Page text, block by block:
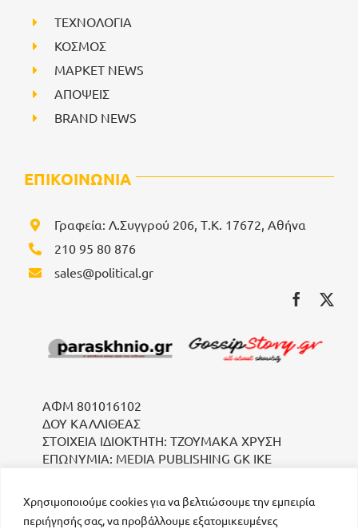
Χρησιμοποιούμε cookies για να βελτιώσουμε την εμπειρία
περιήγησής σας, να προβάλλουμε εξατομικευμένες
ΤΕΧΝΟΛΟΓΙΑ
ΚΟΣΜΟΣ
ΜΑΡΚΕΤ NEWS
ΑΠΟΨΕΙΣ
BRAND NEWS
ΕΠΙΚΟΙΝΩΝΙΑ
Γραφεία: Λ.Συγγρού 206, Τ.Κ. 17672, Αθήνα
210 95 80 876
sales@political.gr
ΑΦΜ 801016102
ΔΟΥ ΚΑΛΛΙΘΕΑΣ
ΣΤΟΙΧΕΙΑ ΙΔΙΟΚΤΗΤΗ: ΤΖΟΥΜΑΚΑ ΧΡΥΣΗ
ΕΠΩΝΥΜΙΑ: MEDIA PUBLISHING GK IKE